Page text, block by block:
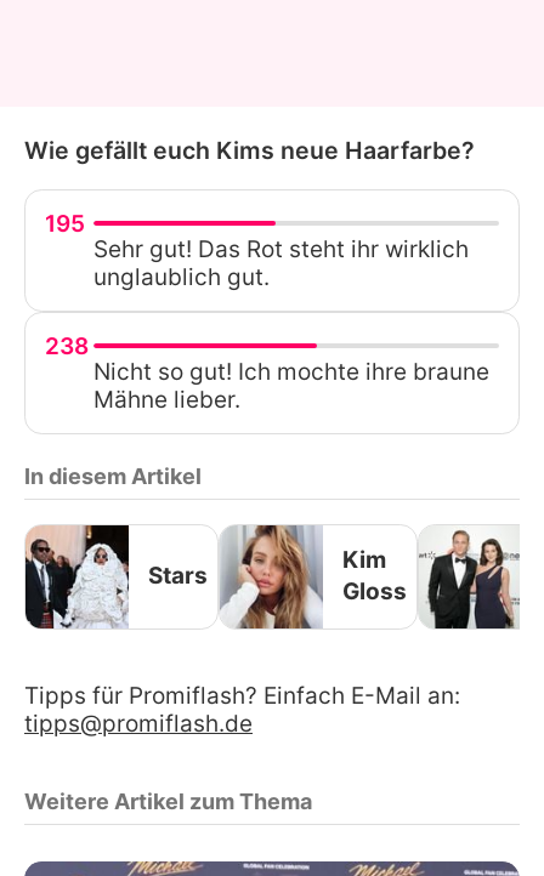
Wie gefällt euch Kims neue Haarfarbe?
195
Sehr gut! Das Rot steht ihr wirklich
unglaublich gut.
238
Nicht so gut! Ich mochte ihre braune
Mähne lieber.
In diesem Artikel
Stars
Kim
Gloss
Tipps für Promiflash? Einfach E-Mail an:
tipps@promiflash.de
Weitere Artikel zum Thema